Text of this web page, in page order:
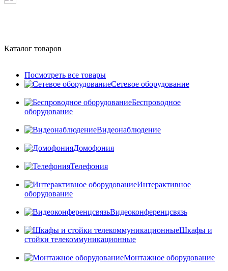
Каталог товаров
Посмотреть все товары
Сетевое оборудование
Беспроводное
оборудование
Видеонаблюдение
Домофония
Телефония
Интерактивное
оборудование
Видеоконференцсвязь
Шкафы и
стойки телекоммуникационные
Монтажное оборудование